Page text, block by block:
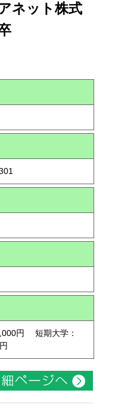
ネット株式
円 短期大学：